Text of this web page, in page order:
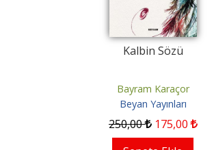
Kalbin Sözü
Bayram Karaçor
Beyan Yayınları
250,00 175,00